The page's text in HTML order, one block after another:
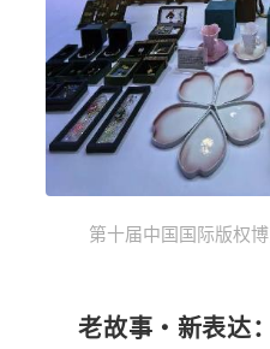
第十届中国国际版权
老故事・新表达